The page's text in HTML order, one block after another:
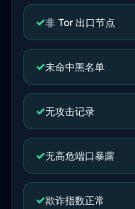
✓非 Tor 出口节点
✓未命中黑名单
✓无攻击记录
✓无高危端口暴露
✓欺诈指数正常